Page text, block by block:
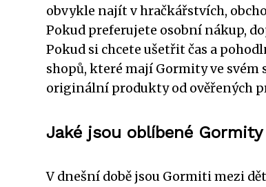
obvykle najít v hračkářstvích,
Pokud preferujete osobní nákup,
Pokud si chcete ušetřit čas a
shopů, které mají Gormity ve
originální produkty od ověřených
Jaké jsou oblíbené
V dnešní době jsou Gormiti mezi